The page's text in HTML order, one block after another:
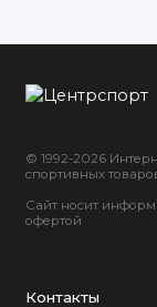
© 1992-2026
спортивных
Сайт носит
офертой
Контакты